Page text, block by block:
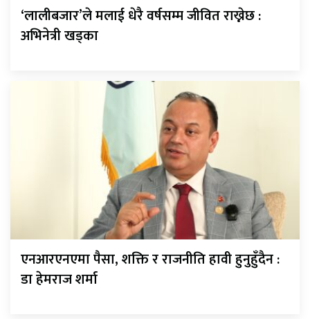
‘लालीबजार’ले मलाई धेरै वर्षसम्म जीवित राख्नेछ :
अभिनेत्री खड्का
एनआरएनएमा पैसा, शक्ति र राजनीति हावी हुनुहुँदैन :
डा हेमराज शर्मा